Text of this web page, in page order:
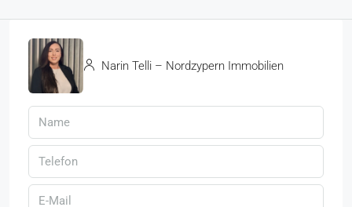
Narin Telli – Nordzypern Immobilien